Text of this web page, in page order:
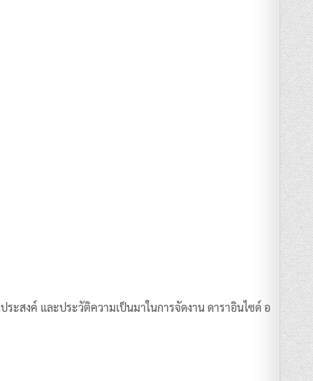
ะสงค์ และประวัติความเป็นมาในการจัดงาน ดาราอินไซด์ อ